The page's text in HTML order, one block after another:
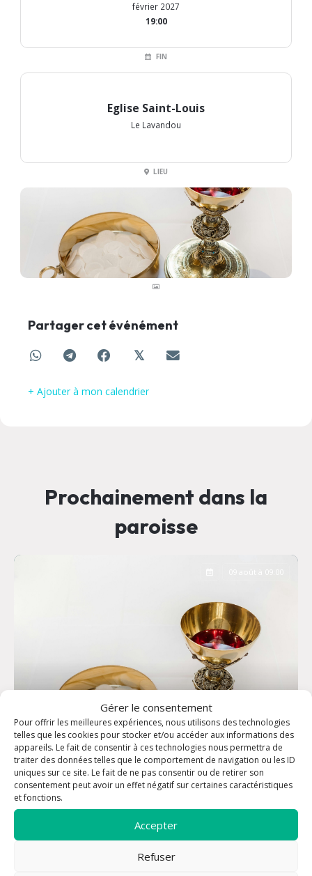
Gérer le consentement
Pour offrir les meilleures expériences, nous utilisons des technologies
telles que les cookies pour stocker et/ou accéder aux informations des
appareils. Le fait de consentir à ces technologies nous permettra de
traiter des données telles que le comportement de navigation ou les ID
uniques sur ce site. Le fait de ne pas consentir ou de retirer son
consentement peut avoir un effet négatif sur certaines caractéristiques
et fonctions.
Accepter
Refuser
février 2027
19:00
FIN
Eglise Saint-Louis
Le Lavandou
LIEU
Partager cet événément
𝕏
+ Ajouter à mon calendrier
Prochainement dans la
paroisse
Messe dominicale - Eglise Saint-Louis